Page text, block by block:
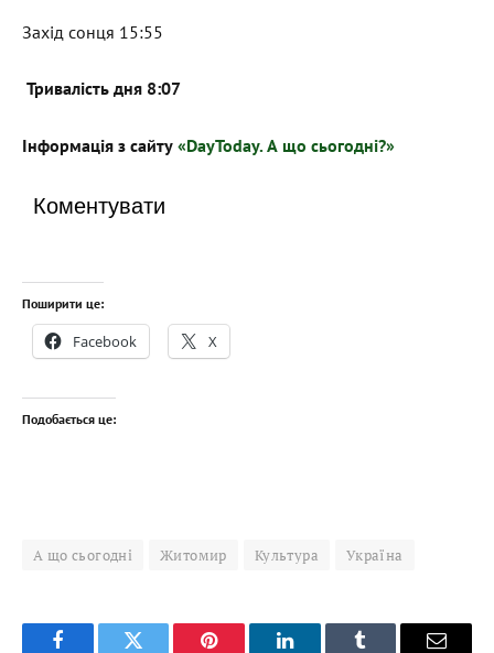
Захід сонця 15:55
Тривалість дня 8:07
Інформація з сайту «DayToday. А що сьогодні?»
Коментувати
Поширити це:
Facebook X
Подобається це:
А що сьогодні Житомир Культура Україна